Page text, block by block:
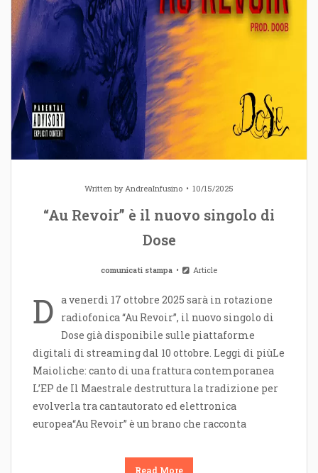
Written byAndreaInfusino 10/15/2025
“Au Revoir” è il nuovo singolo di
Dose
comunicati stampa Article
D a venerdì 17 ottobre 2025 sarà in rotazione
radiofonica “Au Revoir”, il nuovo singolo di
Dose già disponibile sulle piattaforme
digitali di streaming dal 10 ottobre. Leggi di piùLe
Maioliche: canto di una frattura contemporanea
L’EP de Il Maestrale destruttura la tradizione per
evolverla tra cantautorato ed elettronica
europea“Au Revoir” è un brano che racconta
Read More